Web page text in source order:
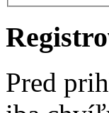
Pred